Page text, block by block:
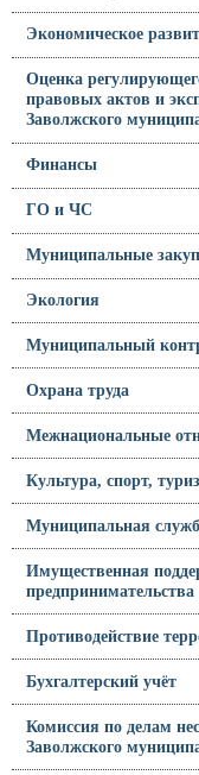
Экономическое
Оценка
правовых актов и
Заволжского
Финансы
ГО и ЧС
Муниципальные
Экология
Муниципальный
Охрана труда
Межнациональные
Культура, спорт,
Муниципальная
Имущественная
предпринимательства
Противодействие
Бухгалтерский учёт
Комиссия по делам
Заволжского